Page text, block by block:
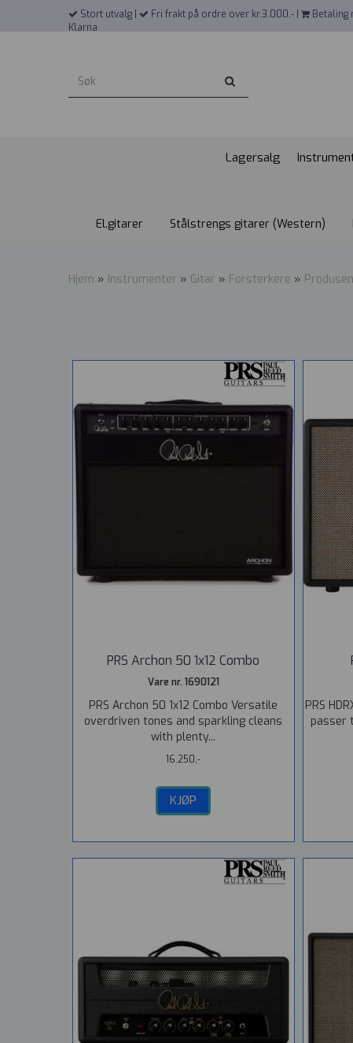
Stort utvalg | Fri frakt på ordre over kr.3.000,- |
Betaling
Klarna
Lagersalg
El.gitarer Stålstrengs gitarer (Western)
Hjem » Instrumenter » Gitar » Forsterkere »
PRS Archon 50 1x12 Combo
Vare nr. 1690121
PRS Archon 50 1x12 Combo Versatile
overdriven tones and sparkling cleans
with plenty...
16.250,-
KJØP
PRS
passer